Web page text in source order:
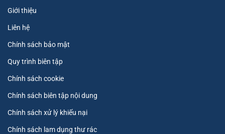
Giới thiệu
Liên hệ
Chính sách bảo mật
Quy trình biên tập
Chính sách cookie
Chính sách biên tập nội dung
Chính sách xử lý khiếu nại
Chính sách lam dụng thư rác